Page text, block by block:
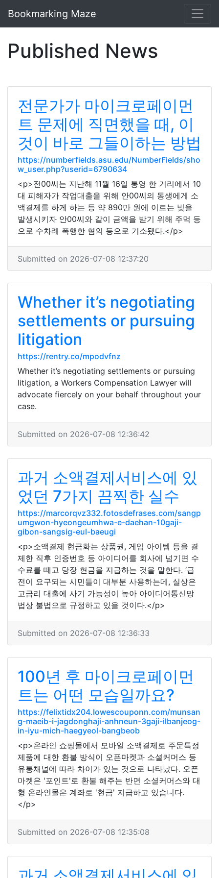
Bookmarking Maze
Published News
전문가가 마이크로페이먼
트 문제에 직면했을 때, 이
것이 바로 그들이하는 방법
https://numberfields.asu.edu/NumberFields/sho
w_user.php?userid=6790634
<p>전00씨는 지난해 11월 16일 통영 한 거리에서 10
대 피해자가 작업대출을 위해 안00씨의 동생에게 소
액결제를 하게 하는 등 약 890만 원에 이르는 빚을
발생시키자 안00씨와 같이 금액을 받기 위해 주먹 등
으로 수차례 폭행한 혐의 등으로 기소됐다.</p>
Submitted on 2026-07-08 12:37:20
Whether it’s negotiating
settlements or pursuing
litigation
https://rentry.co/mpodvfnz
Whether it’s negotiating settlements or pursuing
litigation, a Workers Compensation Lawyer will
advocate fiercely on your behalf throughout your
case.
Submitted on 2026-07-08 12:36:42
과거 소액결제서비스에 있
었던 7가지 끔찍한 실수
https://marcorqvz332.fotosdefrases.com/sangp
umgwon-hyeongeumhwa-e-daehan-10gaji-
gibon-sangsig-eul-baeugi
<p>소액결제 현금화는 상품권, 게임 아이템 등을 결
제한 직후 인증번호 등 아이디어를 회사에 넘기면 수
수료를 떼고 당장 현금을 지급하는 것을 말한다. ‘급
전이 요구되는 시민들이 대부분 사용하는데, 실상은
고금리 대출에 사기 가능성이 높아 아이디어통신망
법상 불법으로 규정하고 있을 것이다.</p>
Submitted on 2026-07-08 12:36:33
100년 후 마이크로페이먼
트는 어떤 모습일까요?
https://felixtidx204.lowescouponn.com/munsan
g-maeib-i-jagdonghaji-anhneun-3gaji-ilbanjeog-
in-iyu-mich-haegyeol-bangbeob
<p>온라인 쇼핑몰에서 모바일 소액결제로 주문특정
제품에 대한 환불 방식이 오픈마켓과 소셜커머스 등
유통채널에 따라 차이가 있는 것으로 나타났다. 오픈
마켓은 '포인트'로 환불 해주는 반면 소셜커머스와 대
형 온라인몰은 계좌로 '현금' 지급하고 있습니다.
</p>
Submitted on 2026-07-08 12:35:08